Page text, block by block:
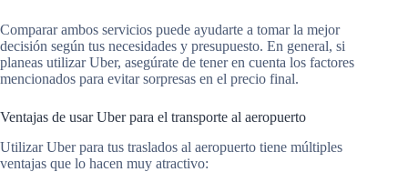
Comparar ambos servicios puede ayudarte a tomar la mejor
decisión según tus necesidades y presupuesto. En general, si
planeas utilizar Uber, asegúrate de tener en cuenta los factores
mencionados para evitar sorpresas en el precio final.
Ventajas de usar Uber para el transporte al aeropuerto
Utilizar Uber para tus traslados al aeropuerto tiene múltiples
ventajas que lo hacen muy atractivo: